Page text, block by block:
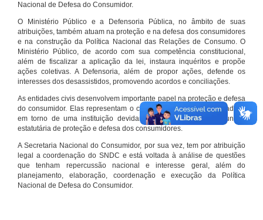
Nacional de Defesa do Consumidor.
O Ministério Público e a Defensoria Pública, no âmbito de suas
atribuições, também atuam na proteção e na defesa dos consumidores
e na construção da Política Nacional das Relações de Consumo. O
Ministério Público, de acordo com sua competência constitucional,
além de fiscalizar a aplicação da lei, instaura inquéritos e propõe
ações coletivas. A Defensoria, além de propor ações, defende os
interesses dos desassistidos, promovendo acordos e conciliações.
As entidades civis desenvolvem importante papel na proteção e defesa
do consumidor. Elas representam o conjunto organizado de cidadãos
em torno de uma instituição devidamente registrada e com função
estatutária de proteção e defesa dos consumidores.
A Secretaria Nacional do Consumidor, por sua vez, tem por atribuição
legal a coordenação do SNDC e está voltada à análise de questões
que tenham repercussão nacional e interesse geral, além do
planejamento, elaboração, coordenação e execução da Política
Nacional de Defesa do Consumidor.